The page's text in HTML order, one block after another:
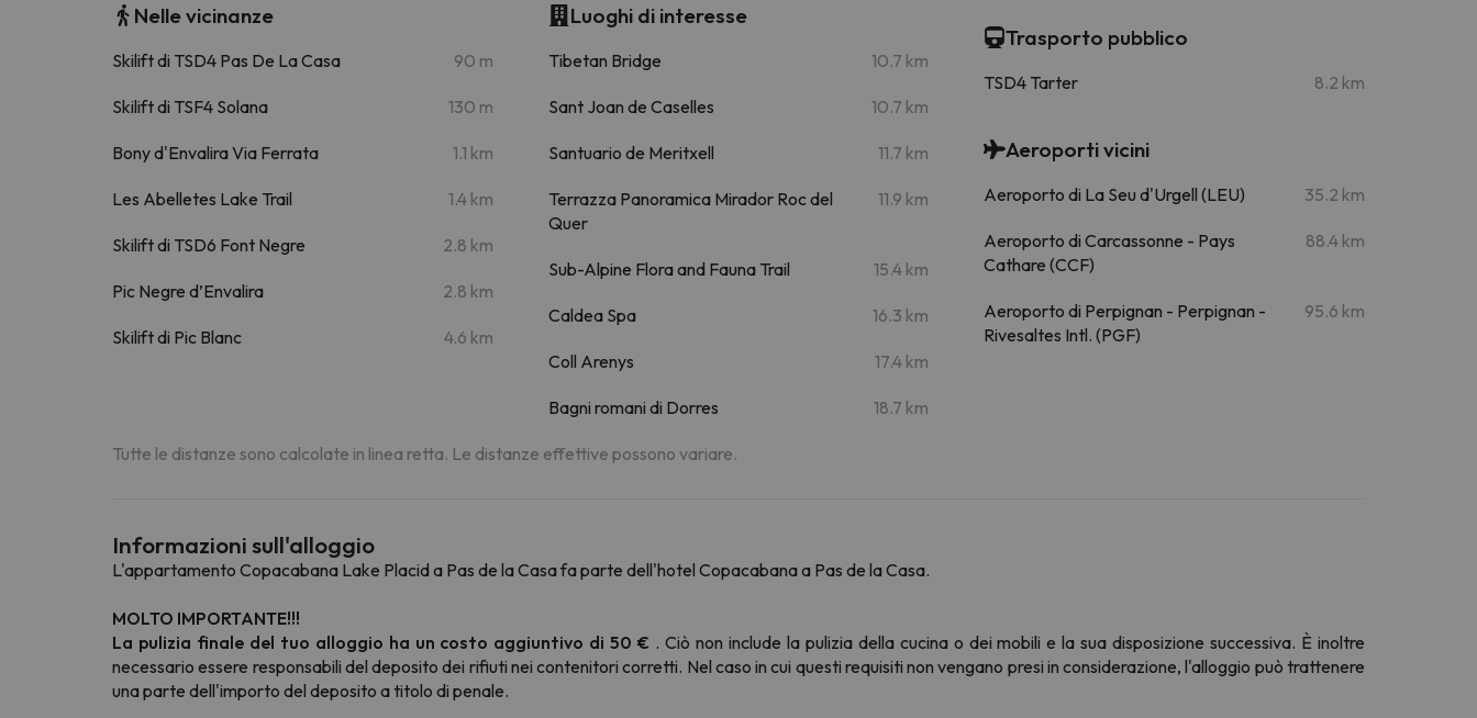
Nelle vicinanze
Skilift di TSD4 Pas De La Casa 90 m
Skilift di TSF4 Solana 130 m
Bony d'Envalira Via Ferrata 1.1 km
Les Abelletes Lake Trail 1.4 km
Skilift di TSD6 Font Negre 2.8 km
Pic Negre d’Envalira 2.8 km
Skilift di Pic Blanc 4.6 km
Luoghi di interesse
Tibetan Bridge 10.7 km
Sant Joan de Caselles 10.7 km
Santuario de Meritxell 11.7 km
Terrazza Panoramica Mirador Roc del
Quer
11.9 km
Sub-Alpine Flora and Fauna Trail 15.4 km
Caldea Spa 16.3 km
Coll Arenys 17.4 km
Bagni romani di Dorres 18.7 km
Trasporto pubblico
TSD4 Tarter 8.2 km
Aeroporti vicini
Aeroporto di La Seu d'Urgell (LEU) 35.2 km
Aeroporto di Carcassonne - Pays
Cathare (CCF)
88.4 km
Aeroporto di Perpignan - Perpignan -
Rivesaltes Intl. (PGF)
95.6 km
Tutte le distanze sono calcolate in linea retta. Le distanze effettive possono variare.
Informazioni sull'alloggio
L'appartamento Copacabana Lake Placid a Pas de la Casa fa parte dell'hotel Copacabana a Pas de la Casa.
MOLTO IMPORTANTE!!!
La pulizia finale del tuo alloggio ha un costo aggiuntivo di 50 € . Ciò non include la pulizia della cucina o dei mobili e la sua disposizione successiva. È inoltre
necessario essere responsabili del deposito dei rifiuti nei contenitori corretti. Nel caso in cui questi requisiti non vengano presi in considerazione, l'alloggio può trattenere
una parte dell'importo del deposito a titolo di penale.